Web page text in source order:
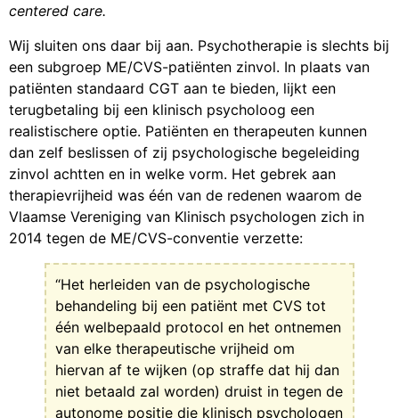
centered care.
Wij sluiten ons daar bij aan. Psychotherapie is slechts bij
een subgroep ME/CVS-patiënten zinvol. In plaats van
patiënten standaard CGT aan te bieden, lijkt een
terugbetaling bij een klinisch psycholoog een
realistischere optie. Patiënten en therapeuten kunnen
dan zelf beslissen of zij psychologische begeleiding
zinvol achtten en in welke vorm. Het gebrek aan
therapievrijheid was één van de redenen waarom de
Vlaamse Vereniging van Klinisch psychologen zich in
2014 tegen de ME/CVS-conventie verzette:
“Het herleiden van de psychologische
behandeling bij een patiënt met CVS tot
één welbepaald protocol en het ontnemen
van elke therapeutische vrijheid om
hiervan af te wijken (op straffe dat hij dan
niet betaald zal worden) druist in tegen de
autonome positie die klinisch psychologen